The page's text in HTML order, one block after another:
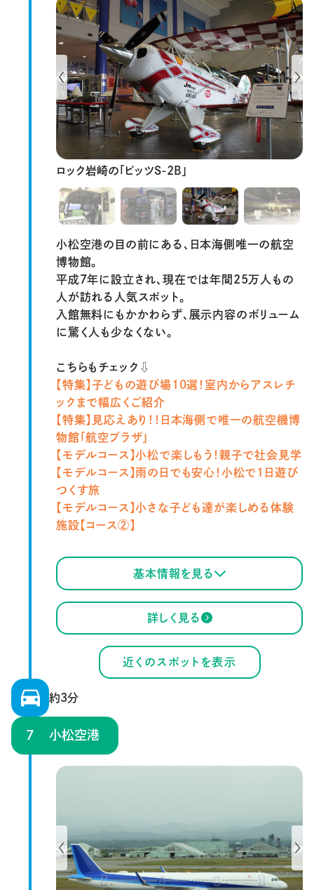
小松空港の目の前にある、日本海側唯一の航空
博物館。
平成7年に設立され、現在では年間25万人もの
人が訪れる人気スポット。
入館無料にもかかわらず、展示内容のボリューム
に驚く人も少なくない。
こちらもチェック⇩
【特集】子どもの遊び場10選！室内からアスレチ
ックまで幅広くご紹介
【特集】 見応えあり！！日本海側で唯一の航空機博
物館「航空プラザ」
【モデルコース】小松で楽しもう！親子で社会見学
【モデルコース】雨の日でも安心！小松で１日遊び
つくす旅
【モデルコース】小さな子ども達が楽しめる体験
施設【コース②】
基本情報を見る
詳しく見る
近くのスポットを表示
Previous
ロック岩崎の「ピッツS-2B」
Next
約3分
小松空港
Previous Next